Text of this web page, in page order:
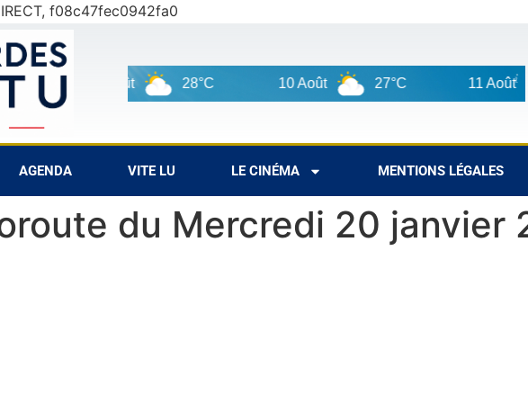
f08c47fec0942fa0
28°C 10 Août 27°C 11 Août
AGENDA VITE LU LE CINÉMA MENTIONS LÉGALES
du Mercredi 20 janvier